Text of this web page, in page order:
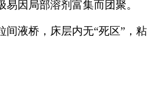
因局部溶剂富集而团聚。
间液桥，床层内无“死区”，粘